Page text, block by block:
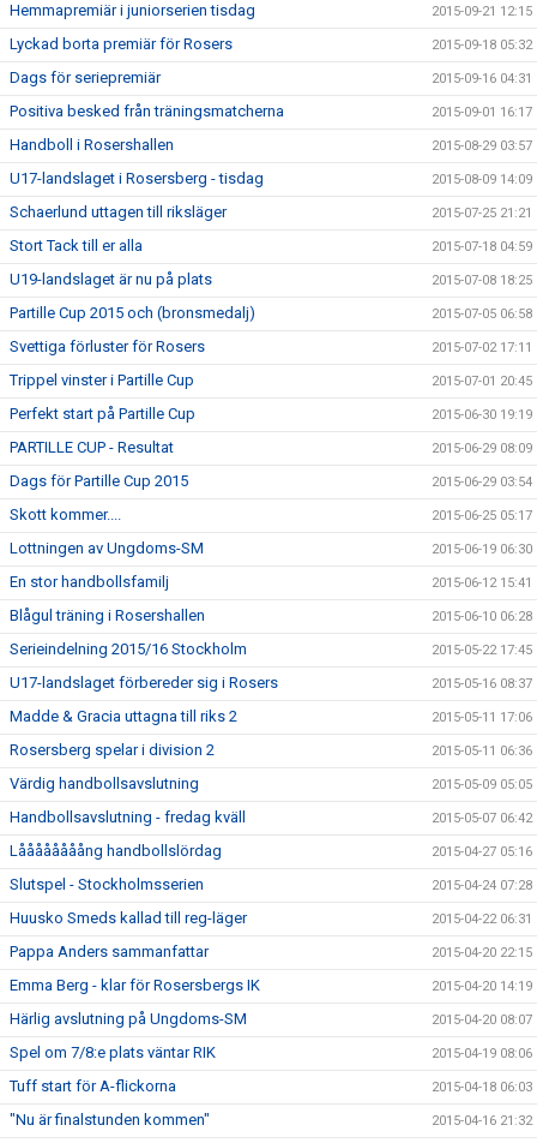
Hemmapremiär i juniorserien tisdag 2015-09-21 12:15
Lyckad borta premiär för Rosers 2015-09-18 05:32
Dags för seriepremiär 2015-09-16 04:31
Positiva besked från träningsmatcherna 2015-09-01 16:17
Handboll i Rosershallen 2015-08-29 03:57
U17-landslaget i Rosersberg - tisdag 2015-08-09 14:09
Schaerlund uttagen till riksläger 2015-07-25 21:21
Stort Tack till er alla 2015-07-18 04:59
U19-landslaget är nu på plats 2015-07-08 18:25
Partille Cup 2015 och (bronsmedalj) 2015-07-05 06:58
Svettiga förluster för Rosers 2015-07-02 17:11
Trippel vinster i Partille Cup 2015-07-01 20:45
Perfekt start på Partille Cup 2015-06-30 19:19
PARTILLE CUP - Resultat 2015-06-29 08:09
Dags för Partille Cup 2015 2015-06-29 03:54
Skott kommer.... 2015-06-25 05:17
Lottningen av Ungdoms-SM 2015-06-19 06:30
En stor handbollsfamilj 2015-06-12 15:41
Blågul träning i Rosershallen 2015-06-10 06:28
Serieindelning 2015/16 Stockholm 2015-05-22 17:45
U17-landslaget förbereder sig i Rosers 2015-05-16 08:37
Madde & Gracia uttagna till riks 2 2015-05-11 17:06
Rosersberg spelar i division 2 2015-05-11 06:36
Värdig handbollsavslutning 2015-05-09 05:05
Handbollsavslutning - fredag kväll 2015-05-07 06:42
Låååååååång handbollslördag 2015-04-27 05:16
Slutspel - Stockholmsserien 2015-04-24 07:28
Huusko Smeds kallad till reg-läger 2015-04-22 06:31
Pappa Anders sammanfattar 2015-04-20 22:15
Emma Berg - klar för Rosersbergs IK 2015-04-20 14:19
Härlig avslutning på Ungdoms-SM 2015-04-20 08:07
Spel om 7/8:e plats väntar RIK 2015-04-19 08:06
Tuff start för A-flickorna 2015-04-18 06:03
"Nu är finalstunden kommen" 2015-04-16 21:32